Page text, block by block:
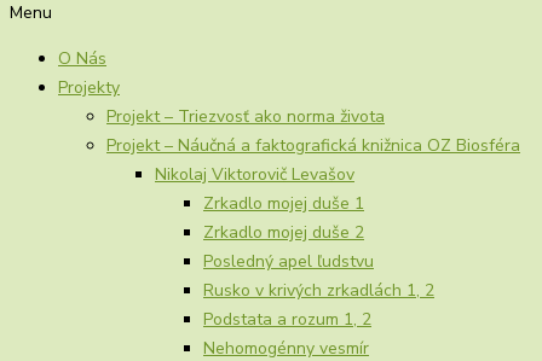
Menu
O Nás
Projekty
Projekt – Triezvosť ako norma života
Projekt – Náučná a faktografická knižnica OZ Biosféra
Nikolaj Viktorovič Levašov
Zrkadlo mojej duše 1
Zrkadlo mojej duše 2
Posledný apel ľudstvu
Rusko v krivých zrkadlách 1, 2
Podstata a rozum 1, 2
Nehomogénny vesmír